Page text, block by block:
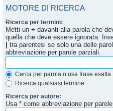
MOTORE DI RICERCA
Ricerca per termini:
Metti un + davanti alla parola che
quella che deve essere ignorata.
| tra parentesi se solo una delle
abbreviazione per parole parziali.
Cerca per parola o usa frase esatta
Ricerca qualsiasi termine
Ricerca per autore:
Usa * come abbreviazione per